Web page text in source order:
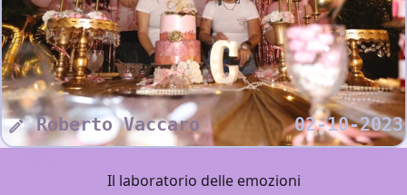
02-10-2023
Roberto Vaccaro
Il laboratorio delle emozioni